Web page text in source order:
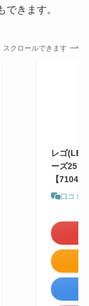
できます。
スクロールできます
レゴ
ーズ25 E
【71045-
口コミ